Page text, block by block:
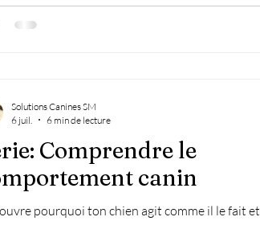
Comprendre le
canin
pourquoi ton chien agit comme il le fait et
Solutions Canines SM
6 juil.
6 min de lecture